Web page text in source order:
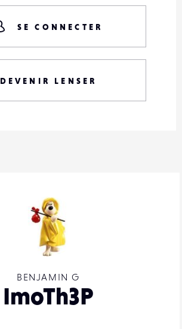
BENJAMIN G
ImoTh3P
SE CONNECTER
DEVENIR LENSER